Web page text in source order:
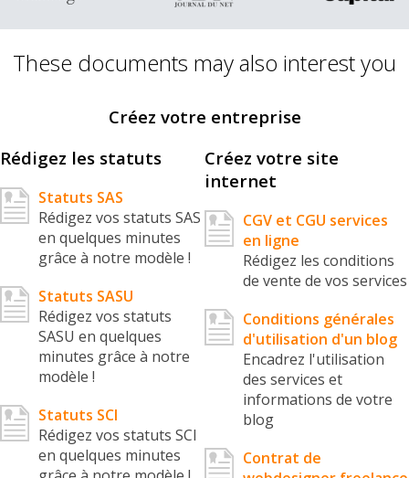
These documents may also interest you
Créez votre entreprise
Rédigez les statuts
Statuts SAS
Rédigez vos statuts SAS
en quelques minutes
grâce à notre modèle !
Statuts SASU
Rédigez vos statuts
SASU en quelques
minutes grâce à notre
modèle !
Statuts SCI
Rédigez vos statuts SCI
en quelques minutes
Créez votre site
internet
CGV et CGU services
en ligne
Rédigez les conditions
de vente de vos services
Conditions générales
d'utilisation d'un blog
Encadrez l'utilisation
des services et
informations de votre
blog
Contrat de